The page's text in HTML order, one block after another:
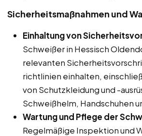
Sicherheitsmaßnahmen und
Einhaltung von
Schweißer in Hessisch
relevanten
richtlinien einhalten,
von Schutzkleidung und -
Schweißhelm, Handschuhen
Wartung und Pflege der
Regelmäßige Inspektion und